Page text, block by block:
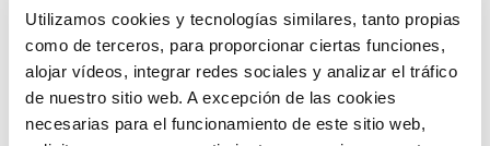
Utilizamos cookies y tecnologías similares, tanto propias
como de terceros, para proporcionar ciertas funciones,
alojar vídeos, integrar redes sociales y analizar el tráfico
de nuestro sitio web. A excepción de las cookies
necesarias para el funcionamiento de este sitio web,
15 16 17 18 19 20
25